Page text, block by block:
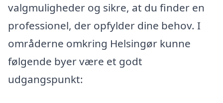
valgmuligheder og sikre, at du finder en
professionel, der opfylder dine behov. I
områderne omkring Helsingør kunne
følgende byer være et godt
udgangspunkt: